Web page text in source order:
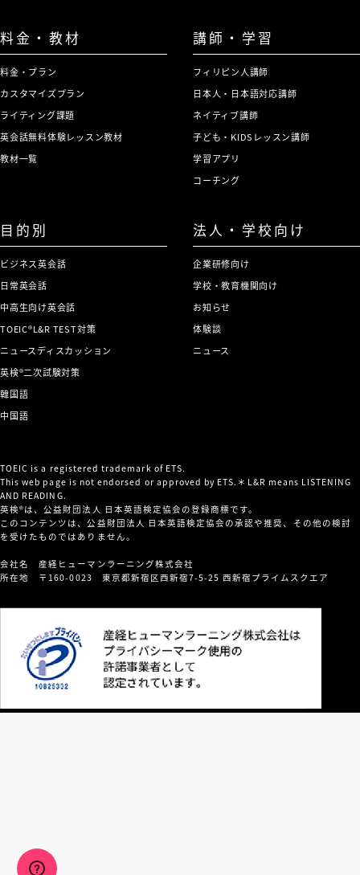
料金・教材
料金・プラン
カスタマイズプラン
ライティング課題
英会話無料体験レッスン教材
教材一覧
講師・学習
フィリピン人講師
日本人・日本語対応講師
ネイティブ講師
子ども・KIDSレッスン講師
学習アプリ
コーチング
目的別
ビジネス英会話
日常英会話
中高生向け英会話
TOEIC®L&R TEST対策
ニュースディスカッション
英検®二次試験対策
韓国語
中国語
法人・学校向け
企業研修向け
学校・教育機関向け
お知らせ
体験談
ニュース
TOEIC is a registered trademark of ETS.
This web page is not endorsed or approved by ETS.＊L&R means LISTENING
AND READING.
英検®は、公益財団法人 日本英語検定協会の登録商標です。
このコンテンツは、公益財団法人 日本英語検定協会の承認や推奨、その他の検討
を受けたものではありません。
会社名 産経ヒューマンラーニング株式会社
所在地 〒160-0023 東京都新宿区西新宿7-5-25 西新宿プライムスクエア